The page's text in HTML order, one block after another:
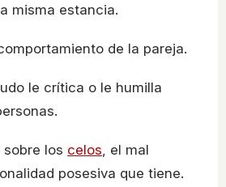
misma estancia.
de la pareja.
le crítica o le humilla
los celos , el mal
posesiva que tiene.